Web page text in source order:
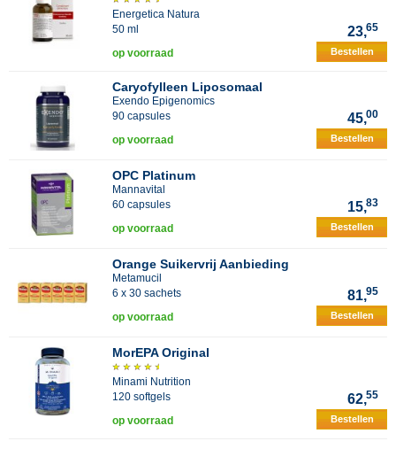
Energetica Natura
50 ml
23,65
op voorraad Bestellen
Caryofylleen Liposomaal
Exendo Epigenomics
90 capsules
45,00
op voorraad Bestellen
OPC Platinum
Mannavital
60 capsules
15,83
op voorraad Bestellen
Orange Suikervrij Aanbieding
Metamucil
6 x 30 sachets
81,95
op voorraad Bestellen
MorEPA Original
Minami Nutrition
120 softgels
62,55
op voorraad Bestellen